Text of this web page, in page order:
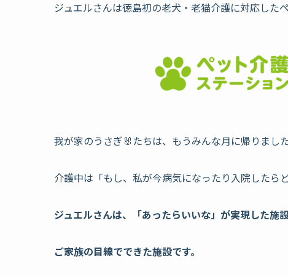
ジュエルさんは徳島初の老犬・老猫介護に対応した
我が家のうさぎ🐰たちは、もうみんな月に帰りまし
介護中は「もし、私が今病気になったり入院したら
ジュエルさんは、「あったらいいな」が実現した施設
ご家族の目線でできた施設です。